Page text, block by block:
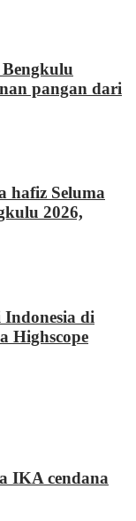
pangan dari
hafiz Seluma
2026,
di
Highscope
IKA cendana